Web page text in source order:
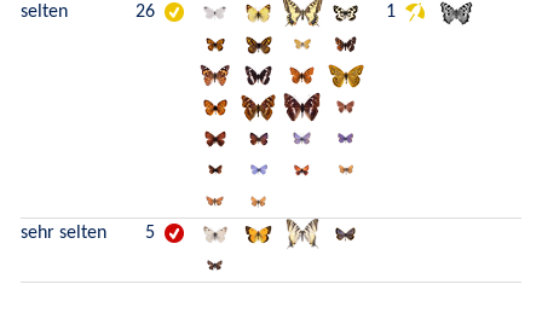
selten 26 1
sehr selten 5